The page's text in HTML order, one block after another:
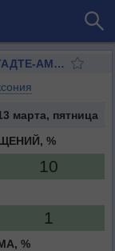
ГЕОМАГНИТНАЯ ОБСТАНОВКА В НОЙШТАДТЕ-АМ-РУБЕНБЕРГ
марта, пятница
%
10
1
%